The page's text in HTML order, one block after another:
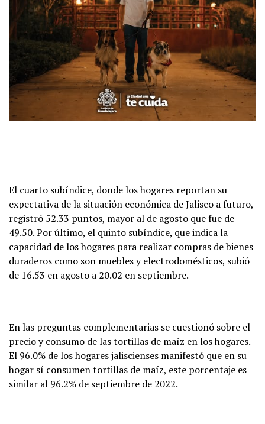
El cuarto subíndice, donde los hogares reportan su
expectativa de la situación económica de Jalisco a futuro,
registró 52.33 puntos, mayor al de agosto que fue de
49.50. Por último, el quinto subíndice, que indica la
capacidad de los hogares para realizar compras de bienes
duraderos como son muebles y electrodomésticos, subió
de 16.53 en agosto a 20.02 en septiembre.
En las preguntas complementarias se cuestionó sobre el
precio y consumo de las tortillas de maíz en los hogares.
El 96.0% de los hogares jaliscienses manifestó que en su
hogar sí consumen tortillas de maíz, este porcentaje es
similar al 96.2% de septiembre de 2022.